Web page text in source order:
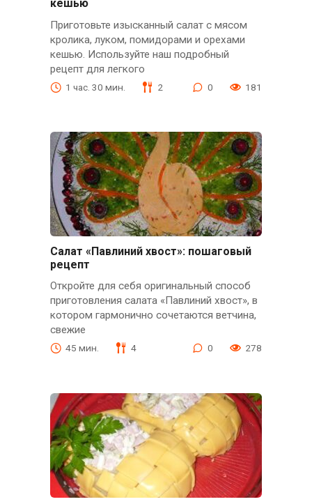
кешью
Приготовьте изысканный салат с мясом
кролика, луком, помидорами и орехами
кешью. Используйте наш подробный
рецепт для легкого
1 час. 30 мин. 2 0 181
Салат «Павлиний хвост»: пошаговый
рецепт
Откройте для себя оригинальный способ
приготовления салата «Павлиний хвост», в
котором гармонично сочетаются ветчина,
свежие
45 мин. 4 0 278